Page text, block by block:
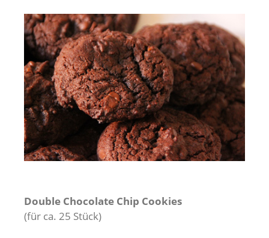
Double Chocolate Chip Cookies
(für ca. 25 Stück)